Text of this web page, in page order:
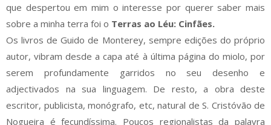
que despertou em mim o interesse por querer saber mais
sobre a minha terra foi o Terras ao Léu: Cinfães.
Os livros de Guido de Monterey, sempre edições do próprio
autor, vibram desde a capa até à última página do miolo, por
serem profundamente garridos no seu desenho e
adjectivados na sua linguagem. De resto, a obra deste
escritor, publicista, monógrafo, etc, natural de S. Cristóvão de
Nogueira é fecundíssima. Poucos regionalistas da palavra